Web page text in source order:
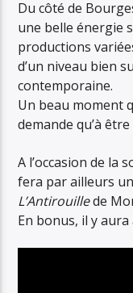
Du côté de
une belle énergie
productions
d’un niveau bien
contemporaine.
Un beau moment
demande qu’à
A l’occasion de la
fera par ailleurs
L’Antirouillede
En bonus, il y aura